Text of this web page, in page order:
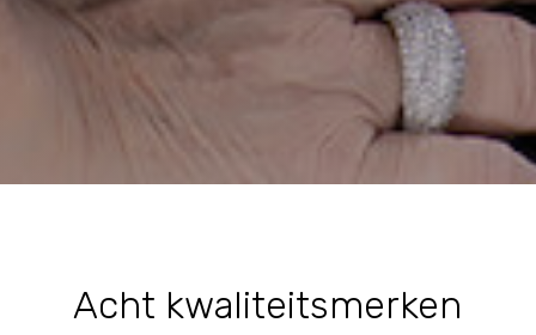
Acht kwaliteitsmerken